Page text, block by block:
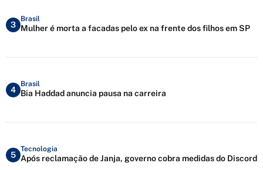
3
Brasil
Mulher é morta a facadas pelo ex na frente dos filhos em SP
4
Brasil
Bia Haddad anuncia pausa na carreira
5
Tecnologia
Após reclamação de Janja, governo cobra medidas do Discord